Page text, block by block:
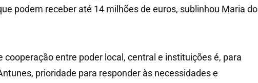
podem receber até 14 milhões de euros, sublinhou Maria do
cooperação entre poder local, central e instituições é, para
prioridade para responder às necessidades e